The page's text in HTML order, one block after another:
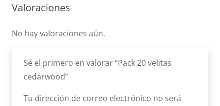
cantidad
Valoraciones
No hay valoraciones aún.
Sé el primero en valorar “Pack 20 velitas
cedarwood”
Tu dirección de correo electrónico no será